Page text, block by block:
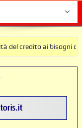
ai bisogni della
corrente